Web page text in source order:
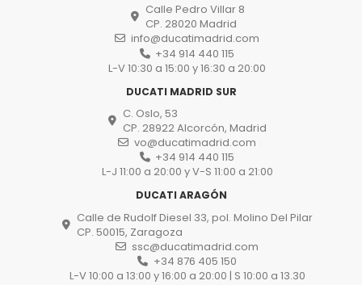
Calle Pedro Villar 8
CP. 28020 Madrid
info@ducatimadrid.com
+34 914 440 115
L-V 10:30 a 15:00 y 16:30 a 20:00
DUCATI MADRID SUR
C. Oslo, 53
CP. 28922 Alcorcón, Madrid
vo@ducatimadrid.com
+34 914 440 115
L-J 11:00 a 20:00 y V-S 11:00 a 21:00
DUCATI ARAGÓN
Calle de Rudolf Diesel 33, pol. Molino Del Pilar
CP. 50015, Zaragoza
ssc@ducatimadrid.com
+34 876 405 150
L-V 10:00 a 13:00 y 16:00 a 20:00 | S 10:00 a 13.30